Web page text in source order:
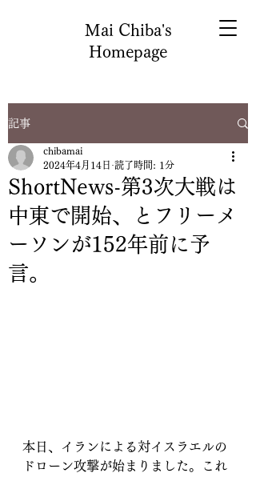
Mai Chiba's
Homepage
記事
ShortNews-第3次大戦は
中東で開始、とフリーメ
ーソンが152年前に予
言。
chibamai
2024年4月14日 読了時間: 1分
本日、イランによる対イスラエルの
ドローン攻撃が始まりました。これ